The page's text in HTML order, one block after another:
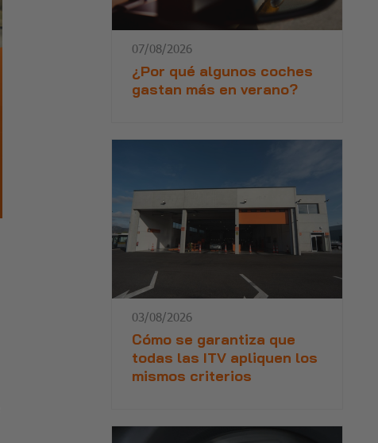
07/08/2026
¿Por qué algunos coches
gastan más en verano?
03/08/2026
Cómo se garantiza que
todas las ITV apliquen los
mismos criterios